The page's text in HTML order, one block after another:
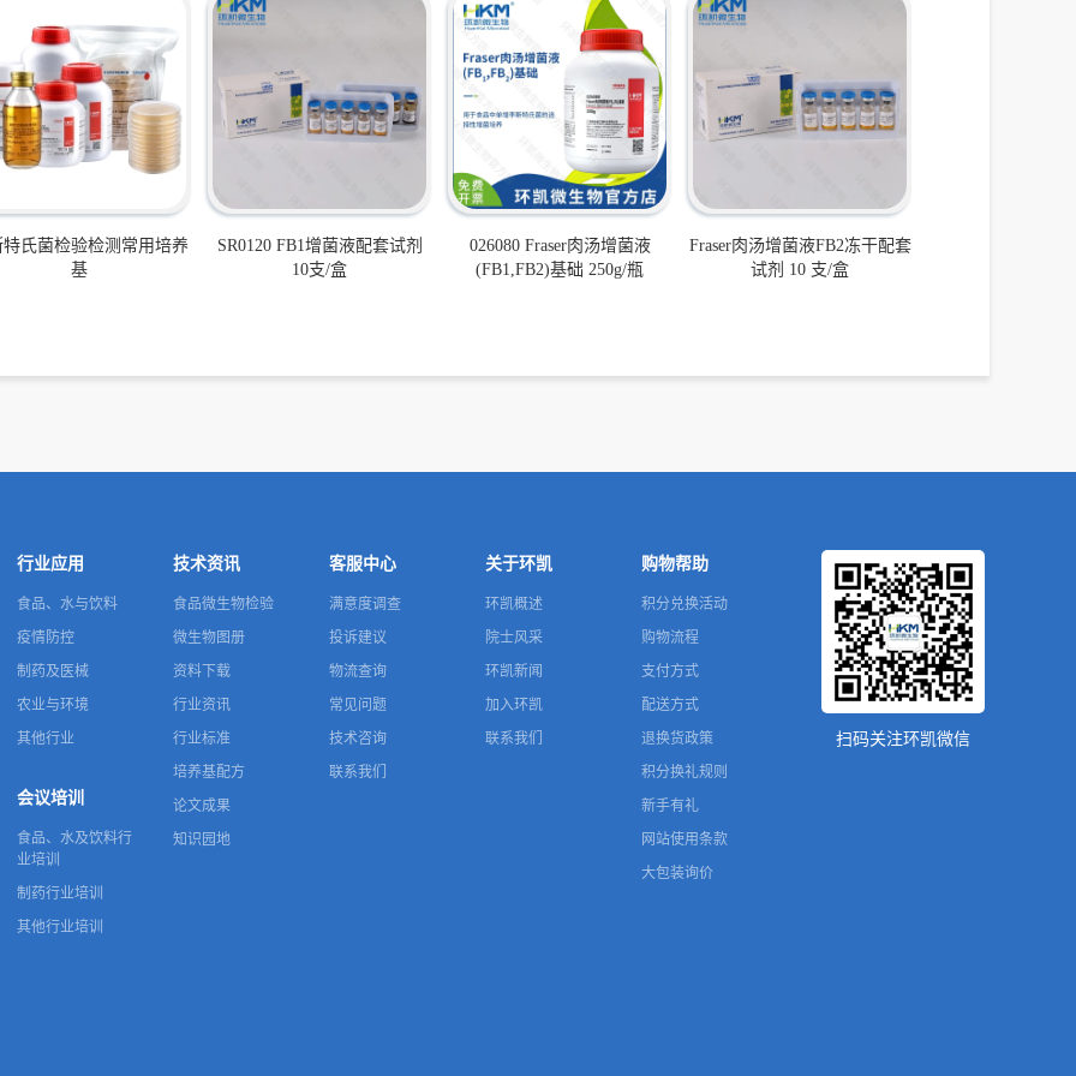
特氏菌检验检测常用培养
基
SR0120 FB1增菌液配套试剂
10支/盒
026080 Fraser肉汤增菌液
(FB1,FB2)基础 250g/瓶
Fraser肉汤增菌液FB2冻干配套
试剂 10 支/盒
行业应用
食品、水与饮料
疫情防控
制药及医械
农业与环境
其他行业
会议培训
食品、水及饮料行
业培训
制药行业培训
其他行业培训
技术资讯
食品微生物检验
微生物图册
资料下载
行业资讯
行业标准
培养基配方
论文成果
知识园地
客服中心
满意度调查
投诉建议
物流查询
常见问题
技术咨询
联系我们
关于环凯
环凯概述
院士风采
环凯新闻
加入环凯
联系我们
购物帮助
积分兑换活动
购物流程
支付方式
配送方式
退换货政策
积分换礼规则
新手有礼
网站使用条款
大包装询价
扫码关注环凯微信